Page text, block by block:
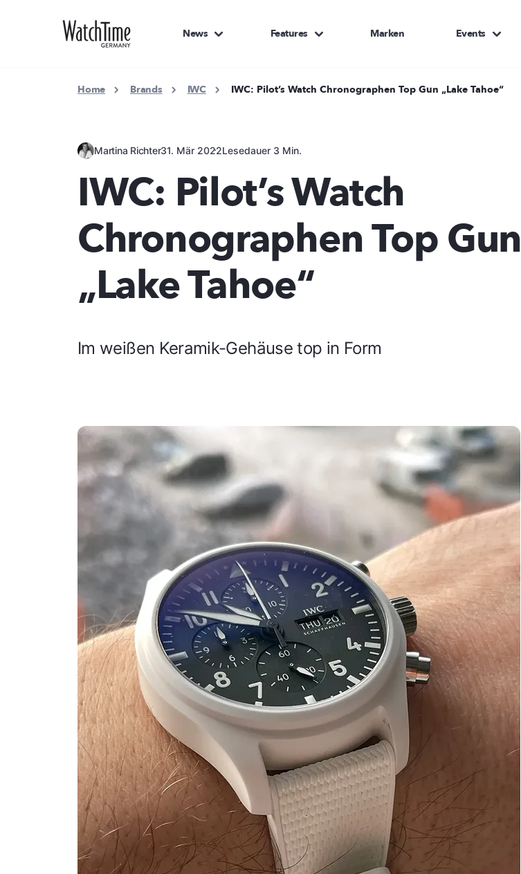
News Features Marken Events
Home Brands IWC IWC: Pilot’s Watch Chronographen Top Gun „Lake Tahoe“
Martina Richter31. Mär 2022Lesedauer 3 Min.
IWC: Pilot’s Watch
Chronographen Top Gun
„Lake Tahoe“
Im weißen Keramik-Gehäuse top in Form